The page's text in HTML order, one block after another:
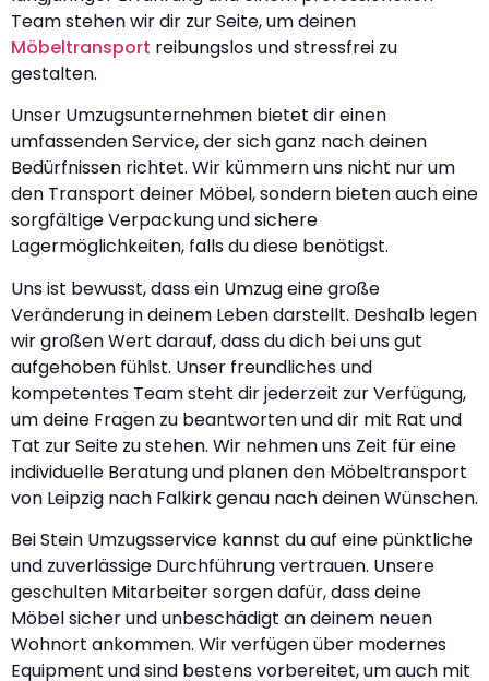
Team stehen wir dir zur Seite, um deinen
Möbeltransport reibungslos und stressfrei zu
gestalten.
Unser Umzugsunternehmen bietet dir einen
umfassenden Service, der sich ganz nach deinen
Bedürfnissen richtet. Wir kümmern uns nicht nur um
den Transport deiner Möbel, sondern bieten auch eine
sorgfältige Verpackung und sichere
Lagermöglichkeiten, falls du diese benötigst.
Uns ist bewusst, dass ein Umzug eine große
Veränderung in deinem Leben darstellt. Deshalb legen
wir großen Wert darauf, dass du dich bei uns gut
aufgehoben fühlst. Unser freundliches und
kompetentes Team steht dir jederzeit zur Verfügung,
um deine Fragen zu beantworten und dir mit Rat und
Tat zur Seite zu stehen. Wir nehmen uns Zeit für eine
individuelle Beratung und planen den Möbeltransport
von Leipzig nach Falkirk genau nach deinen Wünschen.
Bei Stein Umzugsservice kannst du auf eine pünktliche
und zuverlässige Durchführung vertrauen. Unsere
geschulten Mitarbeiter sorgen dafür, dass deine
Möbel sicher und unbeschädigt an deinem neuen
Wohnort ankommen. Wir verfügen über modernes
Equipment und sind bestens vorbereitet, um auch mit